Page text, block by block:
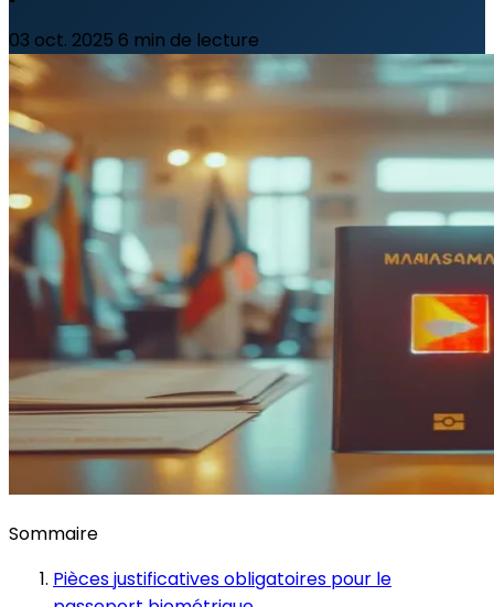
03 oct. 2025 6 min de lecture
Sommaire
Pièces justificatives obligatoires pour le